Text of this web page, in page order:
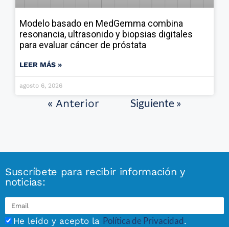
Modelo basado en MedGemma combina
resonancia, ultrasonido y biopsias digitales
para evaluar cáncer de próstata
LEER MÁS »
agosto 6, 2026
« Anterior Siguiente »
Suscríbete para recibir información y
noticias:
He leído y acepto la Política de Privacidad.